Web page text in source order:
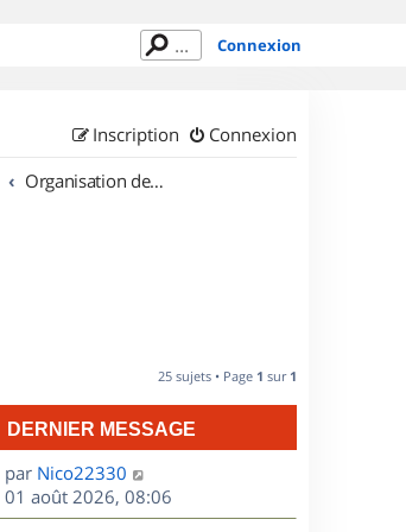
Connexion
Connexion
Inscription
Organisation de sorties en région Bretagne
25 sujets • Page 1 sur 1
DERNIER MESSAGE
D
e
r
par Nico22330
01 août 2026, 08:06